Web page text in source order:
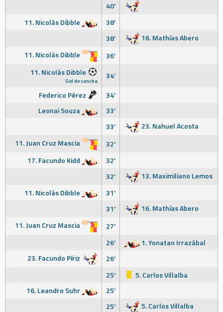
40'
11. Nicolás Dibble
38'
38'
16. Mathías Abero
11. Nicolás Dibble
36'
11. Nicolás Dibble
Gol de cancha
34'
Federico Pérez
34'
Leonai Souza
33'
33'
23. Nahuel Acosta
11. Juan Cruz Mascia
32'
17. Facundo Kidd
32'
32'
13. Maximiliano Lemos
11. Nicolás Dibble
31'
31'
16. Mathías Abero
11. Juan Cruz Mascia
27'
26'
1. Yonatan Irrazábal
23. Facundo Píriz
26'
25'
5. Carlos Villalba
16. Leandro Suhr
25'
25'
5. Carlos Villalba